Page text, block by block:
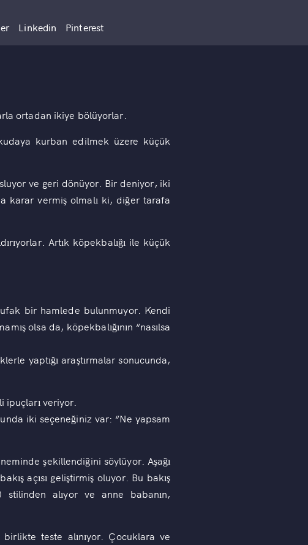
Linkedin Pinterest
ortadan ikiye bölüyorlar.
kurban edilmek üzere küçük
ve geri dönüyor. Bir deniyor, iki
karar vermiş olmalı ki, diğer tarafa
Artık köpekbalığı ile küçük
bir hamlede bulunmuyor. Kendi
olsa da, köpekbalığının “nasılsa
yaptığı araştırmalar sonucunda,
ipuçları veriyor.
iki seçeneğiniz var: “Ne yapsam
şekillendiğini söylüyor. Aşağı
açısı geliştirmiş oluyor. Bu bakış
alıyor ve anne babanın,
teste alınıyor. Çocuklara ve